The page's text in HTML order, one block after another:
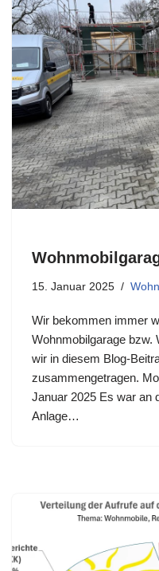
15. Januar 2025
Wir bekommen immer
Wohnmobilgarage bzw.
wir in diesem Blog-
zusammengetragen.
Januar 2025 Es war an
Anlage…